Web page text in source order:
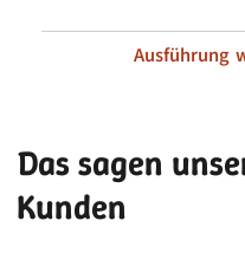
Ausführung
Das sagen
Kunden